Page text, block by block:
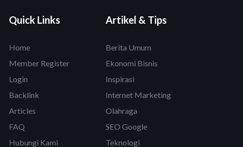
Quick Links
Home
Member Register
Login
Backlink
Articles
FAQ
Hubungi Kami
Artikel & Tips
Berita Umum
Ekonomi Bisnis
Inspirasi
Internet Marketing
Olahraga
SEO Google
Teknologi